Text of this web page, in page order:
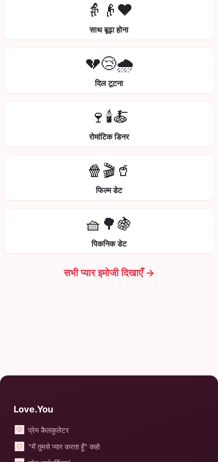
👵👴❤️
साथ बूढ़ा होना
💔😢🌧️
दिल टूटना
🍷🕯️🍝
रोमांटिक डिनर
🍿🎬🥤
फिल्म डेट
🧺🌳🍇
पिकनिक डेट
सभी प्यार इमोजी दिखाएँ →
Love.You
प्रेम कैलकुलेटर
"मैं तुमसे प्यार करता हूँ" कहो